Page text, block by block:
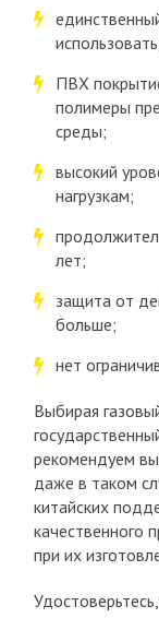
ПВХ
полимеры
среды;
высокий
нагрузкам;
лет;
защита от
больше;
нет
Выбирая
рекомендуем
даже в таком
китайских
качественного
при их